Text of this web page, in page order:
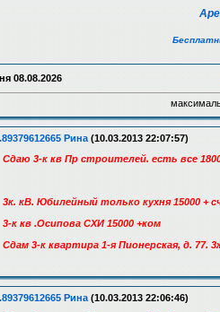
08.08.2026
Рина (10.03.2013 22:07:57)
Cдaю 3-к кв Пp cтpoитeлeй. ecть вce
3к. кВ. Юбилейный только кухня 15000 +
3-к кв .Осипова СХИ 15000 +ком
Сдам 3-к квартира 1-я Пионерская, д. 77.
Рина (10.03.2013 22:06:46)